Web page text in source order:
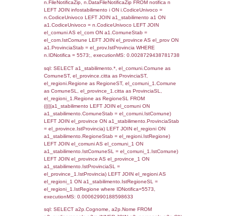
DELLA DIRETTIVA 2012/18/UE
SEZIONE L (pubblico) - INFORMAZIONI
INCIDENTALI CON IMPATTO
STABILIMENTO
Indietro
Debug
sql: SELECT COUNT(*) FROM `userlevels`
`userlevelid` = -2, executionMS:
sql: SELECT `userlevelid`, `userlevelname`
`userlevels`, executionMS: